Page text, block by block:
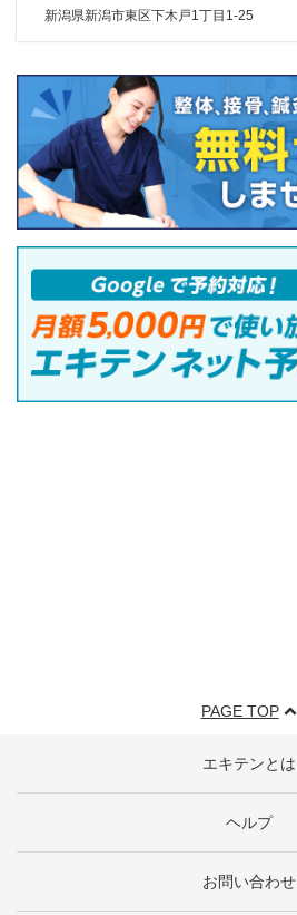
新潟県新潟市東区下木戸1丁目1-25
PAGE TOP
エキテンとは
ヘルプ
お問い合わせ